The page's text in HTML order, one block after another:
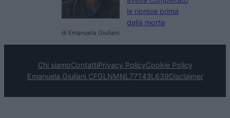
le riprese prima
della morte
di Emanuela Giuliani
Chi siamoContattiPrivacy PolicyCookie Policy
Emanuela Giuliani CFGLNMNL77T43L639Disclaimer